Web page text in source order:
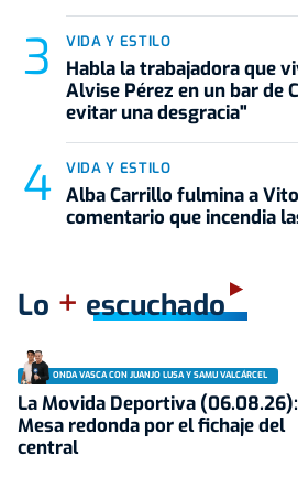
VIDA Y ESTILO
Habla la trabajadora que
Alvise Pérez en un bar de
evitar una desgracia"
VIDA Y ESTILO
Alba Carrillo fulmina a
comentario que incendia
Lo + escuchado
ONDA VASCA CON JUANJO LUSA Y SAMU VALCÁRCEL
La Movida Deportiva (06.08.26):
Mesa redonda por el fichaje del
central